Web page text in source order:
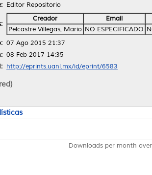
Editor Repositorio
Creador
Email
Pelcastre Villegas, Mario NO ESPECIFICADO
07 Ago 2015 21:37
08 Feb 2017 14:35
http://eprints.uanl.mx/id/eprint/6583
Downloads per month